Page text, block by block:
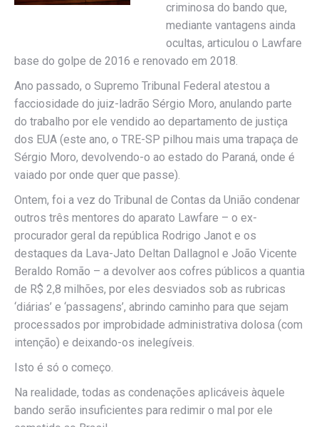
criminosa do bando que,
mediante vantagens ainda
ocultas, articulou o Lawfare
base do golpe de 2016 e renovado em 2018.
Ano passado, o Supremo Tribunal Federal atestou a
facciosidade do juiz-ladrão Sérgio Moro, anulando parte
do trabalho por ele vendido ao departamento de justiça
dos EUA (este ano, o TRE-SP pilhou mais uma trapaça de
Sérgio Moro, devolvendo-o ao estado do Paraná, onde é
vaiado por onde quer que passe).
Ontem, foi a vez do Tribunal de Contas da União condenar
outros três mentores do aparato Lawfare – o ex-
procurador geral da república Rodrigo Janot e os
destaques da Lava-Jato Deltan Dallagnol e João Vicente
Beraldo Romão – a devolver aos cofres públicos a quantia
de R$ 2,8 milhões, por eles desviados sob as rubricas
‘diárias’ e ‘passagens’, abrindo caminho para que sejam
processados por improbidade administrativa dolosa (com
intenção) e deixando-os inelegíveis.
Isto é só o começo.
Na realidade, todas as condenações aplicáveis àquele
bando serão insuficientes para redimir o mal por ele